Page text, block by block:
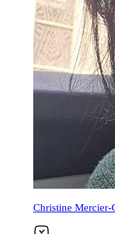
Christine Mercier-